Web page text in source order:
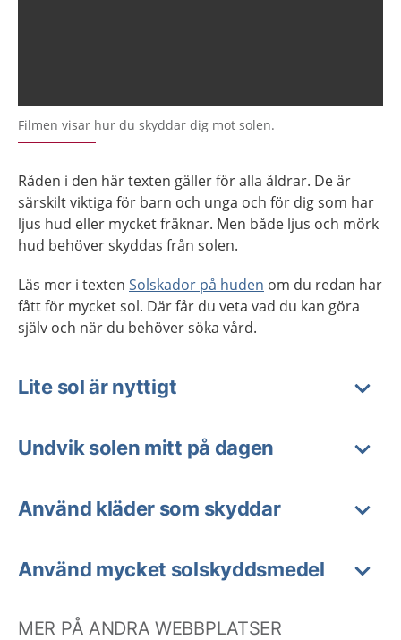
Filmen visar hur du skyddar dig mot solen.
Råden i den här texten gäller för alla åldrar. De är
särskilt viktiga för barn och unga och för dig som har
ljus hud eller mycket fräknar. Men både ljus och mörk
hud behöver skyddas från solen.
Läs mer i texten Solskador på huden om du redan har
fått för mycket sol. Där får du veta vad du kan göra
själv och när du behöver söka vård.
Lite sol är nyttigt
Undvik solen mitt på dagen
Använd kläder som skyddar
Använd mycket solskyddsmedel
MER PÅ ANDRA WEBBPLATSER